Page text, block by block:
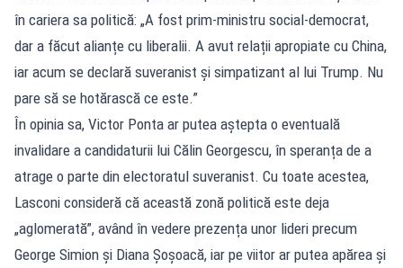
în cariera sa politică: „A fost prim-ministru social-democrat,
dar a făcut alianțe cu liberalii. A avut relații apropiate cu China,
iar acum se declară suveranist și simpatizant al lui Trump. Nu
pare să se hotărască ce este.”
În opinia sa, Victor Ponta ar putea aștepta o eventuală
invalidare a candidaturii lui Călin Georgescu, în speranța de a
atrage o parte din electoratul suveranist. Cu toate acestea,
Lasconi consideră că această zonă politică este deja
„aglomerată”, având în vedere prezența unor lideri precum
George Simion și Diana Șoșoacă, iar pe viitor ar putea apărea și